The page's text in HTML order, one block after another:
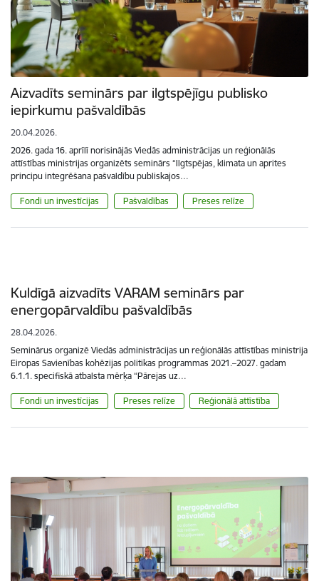
Aizvadīts seminārs par ilgtspējīgu publisko
iepirkumu pašvaldībās
20.04.2026.
2026. gada 16. aprīlī norisinājās Viedās administrācijas un reģionālās
attīstības ministrijas organizēts seminārs “Ilgtspējas, klimata un aprites
principu integrēšana pašvaldību publiskajos…
Fondi un investīcijas Pašvaldības Preses relīze
Kuldīgā aizvadīts VARAM seminārs par
energopārvaldību pašvaldībās
28.04.2026.
Seminārus organizē Viedās administrācijas un reģionālās attīstības ministrija
Eiropas Savienības kohēzijas politikas programmas 2021.–2027. gadam
6.1.1. specifiskā atbalsta mērķa “Pārejas uz…
Fondi un investīcijas Preses relīze Reģionālā attīstība